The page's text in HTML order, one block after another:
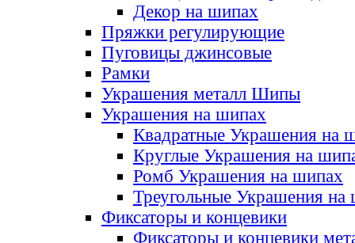
Декор на шипах
Пряжки регулирующие
Пуговицы джинсовые
Рамки
Украшения металл Шипы
Украшения на шипах
Квадратные Украшения на
Круглые Украшения на
Ромб Украшения на шипах
Треугольные Украшения на
Фиксаторы и концевики
Фиксаторы и концевики